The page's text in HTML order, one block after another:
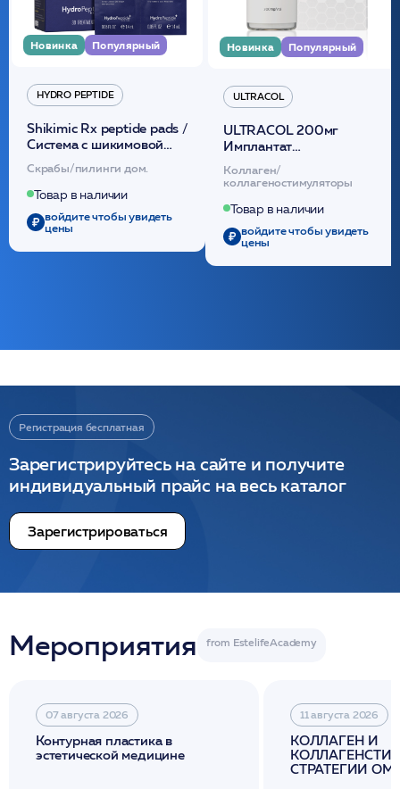
Новинка Популярный
HYDRO PEPTIDE
Shikimic Rx peptide pads /
Cистема с шикимовой
кислотой обновляющая
(30шт) /HP
Скрабы/пилинги дом.
Товар в наличии
войдите чтобы увидеть
цены
Новинка Популярный
ULTRACOL
ULTRACOL 200мг
Имплантат
внутридермальный,
стерильный на основе
полидиоксанона
/ULTRACOL
Коллаген/
коллагеностимуляторы
Товар в наличии
войдите чтобы увидеть
цены
Регистрация бесплатная
Зарегистрируйтесь на сайте и получите
индивидуальный прайс на весь каталог
Зарегистрироваться
Мероприятия
07 августа 2026
Контурная пластика в
эстетической медицине
11 августа 2026
КОЛЛАГЕН И
СТРАТЕГИИ